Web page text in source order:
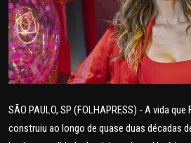
SAÚDE
ESPORTES
AO VIVO
SÃO PAULO, SP (FOLHAPRESS) - A vida
construiu ao longo de quase duas décadas